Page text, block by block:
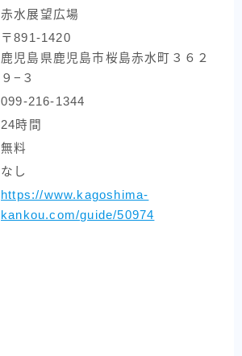
赤水展望広場
〒891-1420
鹿児島県鹿児島市桜島赤水町３６２
９−３
099-216-1344
24時間
無料
なし
https://www.kagoshima-
kankou.com/guide/50974